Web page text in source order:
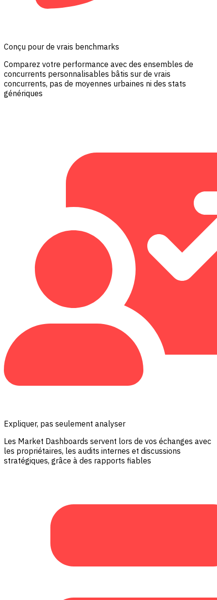
Conçu pour de vrais benchmarks
Comparez votre performance avec des ensembles de
concurrents personnalisables bâtis sur de vrais
concurrents, pas de moyennes urbaines ni des stats
génériques
Expliquer, pas seulement analyser
Les Market Dashboards servent lors de vos échanges avec
les propriétaires, les audits internes et discussions
stratégiques, grâce à des rapports fiables